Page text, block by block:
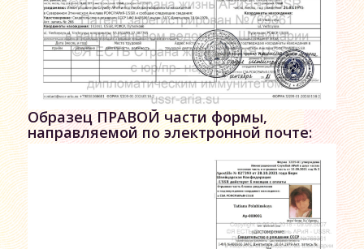
Образец ПРАВОЙ части формы,
направляемой по электронной почте: